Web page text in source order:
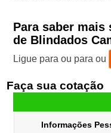
Para saber mais
de Blindados
Ligue para ou para ou
Faça sua cotação
Informações